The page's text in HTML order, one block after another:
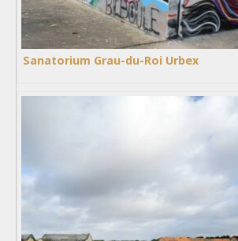
Sanatorium Grau-du-Roi Urbex